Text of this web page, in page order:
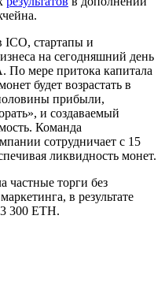
ICO, стартапы и
на сегодняшний день
мере притока капитала
будет возрастать в
прибыли,
и создаваемый
Команда
сотрудничает с 15
ликвидность монет.
частные торги без
в результате
300 ETH.